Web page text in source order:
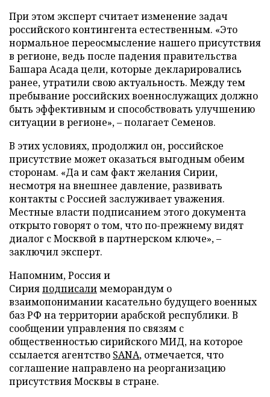
При этом эксперт считает изменение задач
российского контингента естественным. «Это
нормальное переосмысление нашего присутствия
в регионе, ведь после падения правительства
Башара Асада цели, которые декларировались
ранее, утратили свою актуальность. Между тем
пребывание российских военнослужащих должно
быть эффективным и способствовать улучшению
ситуации в регионе», – полагает Семенов.
В этих условиях, продолжил он, российское
присутствие может оказаться выгодным обеим
сторонам. «Да и сам факт желания Сирии,
несмотря на внешнее давление, развивать
контакты с Россией заслуживает уважения.
Местные власти подписанием этого документа
открыто говорят о том, что по-прежнему видят
диалог с Москвой в партнерском ключе», –
заключил эксперт.
Напомним, Россия и
Сирияподписалимеморандум о
взаимопонимании касательно будущего военных
баз РФ на территории арабской республики. В
сообщении управления по связям с
общественностью сирийского МИД, на которое
ссылается агентство SANA, отмечается, что
соглашение направлено на реорганизацию
присутствия Москвы в стране.